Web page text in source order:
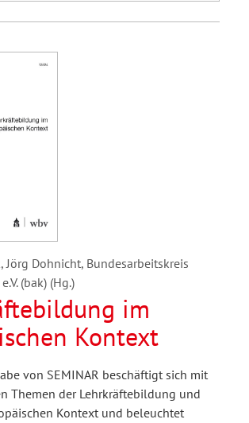
Jörg Dohnicht, Bundesarbeitskreis
(bak) (Hg.)
im
Kontext
von SEMINAR beschäftigt sich mit
Themen der Lehrkräftebildung und
Kontext und beleuchtet